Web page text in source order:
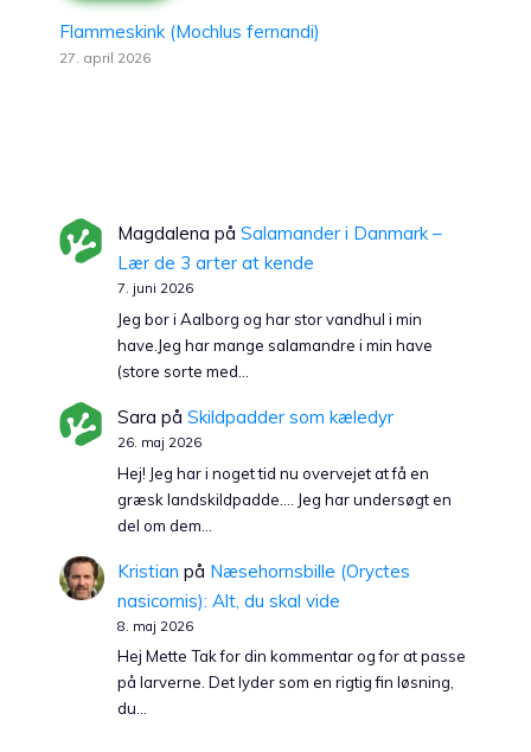
Flammeskink (Mochlus fernandi)
27. april 2026
Magdalena på Salamander i Danmark –
Lær de 3 arter at kende
7. juni 2026
Jeg bor i Aalborg og har stor vandhul i min
have.Jeg har mange salamandre i min have
(store sorte med…
Sara på Skildpadder som kæledyr
26. maj 2026
Hej! Jeg har i noget tid nu overvejet at få en
græsk landskildpadde…. Jeg har undersøgt en
del om dem…
Kristian på Næsehornsbille (Oryctes
nasicornis): Alt, du skal vide
8. maj 2026
Hej Mette Tak for din kommentar og for at passe
på larverne. Det lyder som en rigtig fin løsning,
du…